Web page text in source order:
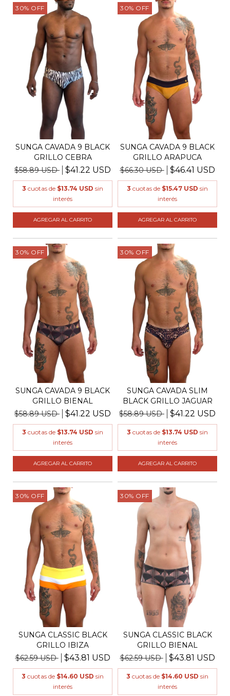
30% OFF
SUNGA CAVADA 9 BLACK
GRILLO CEBRA
$58.89 USD
$41.22 USD
3 cuotas de $13.74 USD sin
interés
AGREGAR AL CARRITO
30% OFF
SUNGA CAVADA 9 BLACK
GRILLO ARAPUCA
$66.30 USD
$46.41 USD
3 cuotas de $15.47 USD sin
interés
AGREGAR AL CARRITO
30% OFF
SUNGA CAVADA 9 BLACK
GRILLO BIENAL
$58.89 USD
$41.22 USD
3 cuotas de $13.74 USD sin
interés
AGREGAR AL CARRITO
30% OFF
SUNGA CAVADA SLIM
BLACK GRILLO JAGUAR
$58.89 USD
$41.22 USD
3 cuotas de $13.74 USD sin
interés
AGREGAR AL CARRITO
30% OFF
SUNGA CLASSIC BLACK
GRILLO IBIZA
$62.59 USD
$43.81 USD
3 cuotas de $14.60 USD sin
interés
30% OFF
SUNGA CLASSIC BLACK
GRILLO BIENAL
$62.59 USD
$43.81 USD
3 cuotas de $14.60 USD sin
interés